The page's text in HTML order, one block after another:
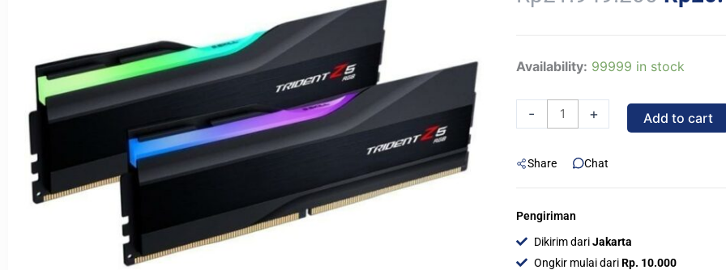
price
Availability: 99999 in stock
-
GSKILL
G.SKILL
TRIDENT
RGB
64GB
(2x32GB)
6000MHz
+ Add to cart
Share Chat
Pengiriman
Dikirim dariJakarta
Ongkir mulai dariRp. 10.000